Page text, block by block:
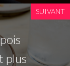
SUIVANT
plus